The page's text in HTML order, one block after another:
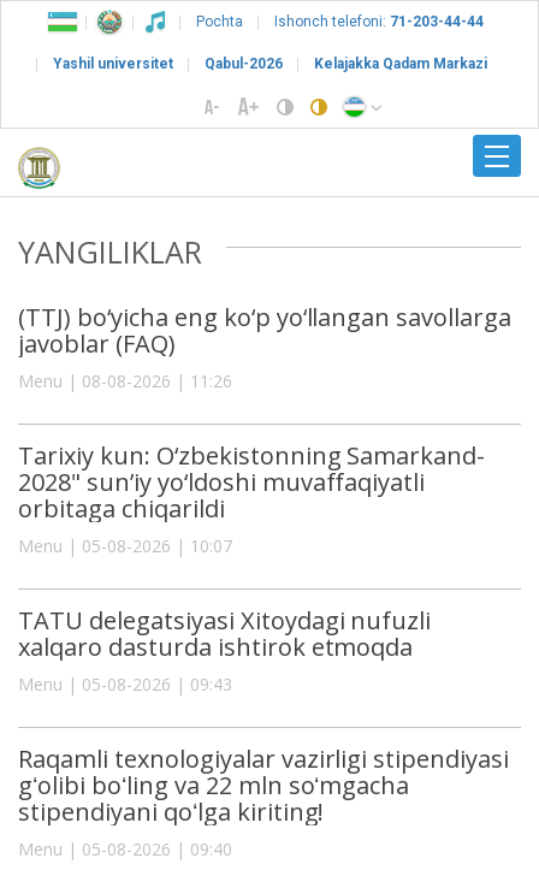
Pochta Ishonch telefoni: 71-203-44-44
Yashil universitet Qabul-2026 Kelajakka Qadam Markazi
YANGILIKLAR
(TTJ) bo‘yicha eng ko‘p yo‘llangan savollarga
javoblar (FAQ)
Menu | 08-08-2026 | 11:26
Tarixiy kun: O‘zbekistonning Samarkand-
2028" sun’iy yo‘ldoshi muvaffaqiyatli
orbitaga chiqarildi
Menu | 05-08-2026 | 10:07
TATU delegatsiyasi Xitoydagi nufuzli
xalqaro dasturda ishtirok etmoqda
Menu | 05-08-2026 | 09:43
Raqamli texnologiyalar vazirligi stipendiyasi
gʻolibi boʻling va 22 mln soʻmgacha
stipendiyani qoʻlga kiriting!
Menu | 05-08-2026 | 09:40